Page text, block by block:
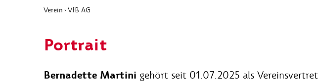
Verein › VfB AG
Portrait
Bernadette Martini gehört seit 01.07.2025 als